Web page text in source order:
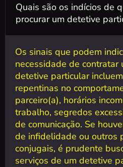
Quais são os indícios de
procurar um detetive
Os sinais que podem
necessidade de contratar
detetive particular
repentinas no
parceiro(a), horários
trabalho, segredos
de comunicação. Se
de infidelidade ou outros
conjugais, é prudente
serviços de um detetive